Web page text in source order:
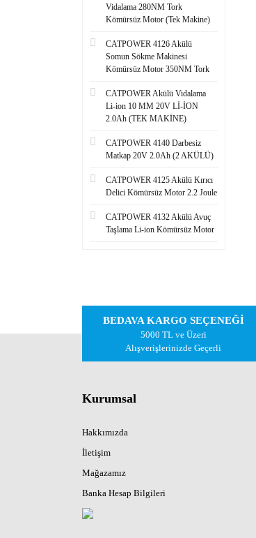
Vidalama 280NM Tork
Kömürsüz Motor (Tek Makine)
CATPOWER 4126 Akülü
Somun Sökme Makinesi
Kömürsüz Motor 350NM Tork
CATPOWER Akülü Vidalama
Li-ion 10 MM 20V Lİ-İON
2.0Ah (TEK MAKİNE)
CATPOWER 4140 Darbesiz
Matkap 20V 2.0Ah (2 AKÜLÜ)
CATPOWER 4125 Akülü Kırıcı
Delici Kömürsüz Motor 2.2 Joule
CATPOWER 4132 Akülü Avuç
Taşlama Li-ion Kömürsüz Motor
BEDAVA KARGO SEÇENEĞİ
5000 TL ve Üzeri
Alışverişlerinizde Geçerli
Kurumsal
Hakkımızda
İletişim
Mağazamız
Banka Hesap Bilgileri